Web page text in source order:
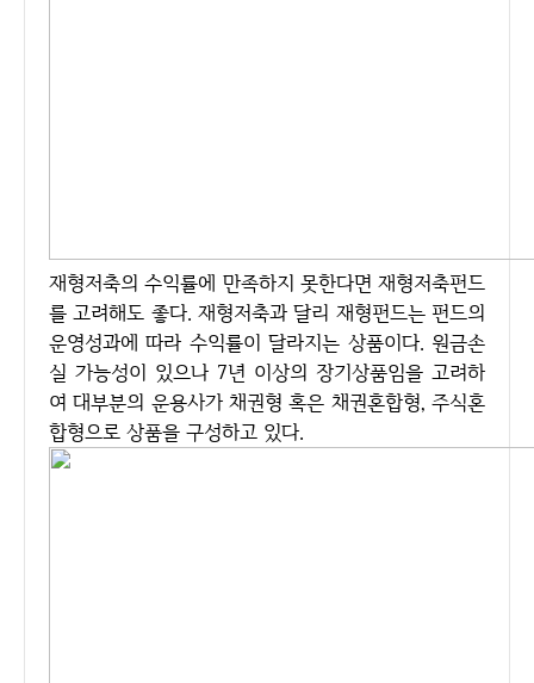
재형저축의 수익률에 만족하지 못한다면 재형저축펀드
를 고려해도 좋다. 재형저축과 달리 재형펀드는 펀드의
운영성과에 따라 수익률이 달라지는 상품이다. 원금손
실 가능성이 있으나 7년 이상의 장기상품임을 고려하
여 대부분의 운용사가 채권형 혹은 채권혼합형, 주식혼
합형으로 상품을 구성하고 있다.